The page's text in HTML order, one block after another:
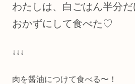
わたしは、白ごはん半分
おかずにして食べた♡
↓↓↓
肉を醤油につけて食べる〜！